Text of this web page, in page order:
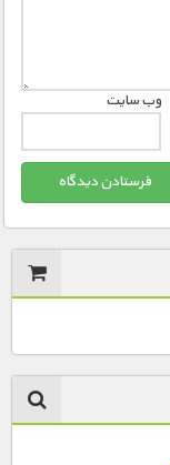
وب‌ سایت